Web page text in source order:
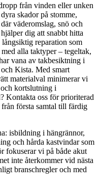
från vinden eller unken
skador på stomme,
väderomslag, snö och
dig att snabbt hitta
reparation som
alla taktyper – tegeltak,
vana av takbesiktning i
Kista. Med smart
materialval minimerar vi
kortslutning i
Kontakta oss för prioriterad
första samtal till färdig
isbildning i hängrännor,
och hårda kastvindar som
fokuserar vi på både akut
inte återkommer vid nästa
branschregler och med